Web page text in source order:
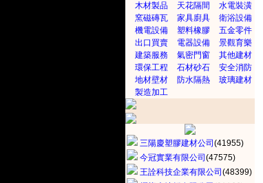
木材製品 天花隔間
水電裝潢
窯磁磚瓦
家具廚具
衛浴設備
機電設備
塑料橡膠
五金零件
出口買賣
電器設備
景觀育樂
建築服務
氣密門窗
其他建材
環保工程
石材砂石
安全消防
地材壁材
防水隔熱
玻璃建材
製造加工
三陽慶塑膠建材公司 (41955)
今冠實業有限公司 (47575)
王詮科技企業有限公司 (48399)